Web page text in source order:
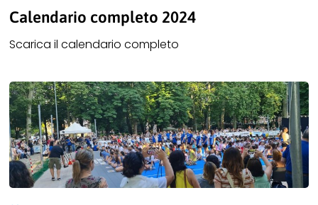
Calendario completo 2024
Scarica il calendario completo